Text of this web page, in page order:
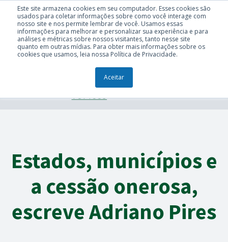
Este site armazena cookies em seu computador. Esses cookies são
usados para coletar informações sobre como você interage com
nosso site e nos permite lembrar de você. Usamos essas
informações para melhorar e personalizar sua experiência e para
análises e métricas sobre nossos visitantes, tanto nesse site
quanto em outras mídias. Para obter mais informações sobre os
cookies que usamos, leia nossa Política de Privacidade.
Aceitar
TÓPICOS
Estados, municípios e
a cessão onerosa,
escreve Adriano Pires